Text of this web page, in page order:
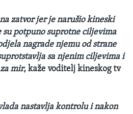
zatvor jer je narušio kineski
su potpuno suprotne ciljevima
nagrade njemu od strane
sa njenim ciljevima i
mir, kaže voditelj kineskog tv
nastavlja kontrolu i nakon